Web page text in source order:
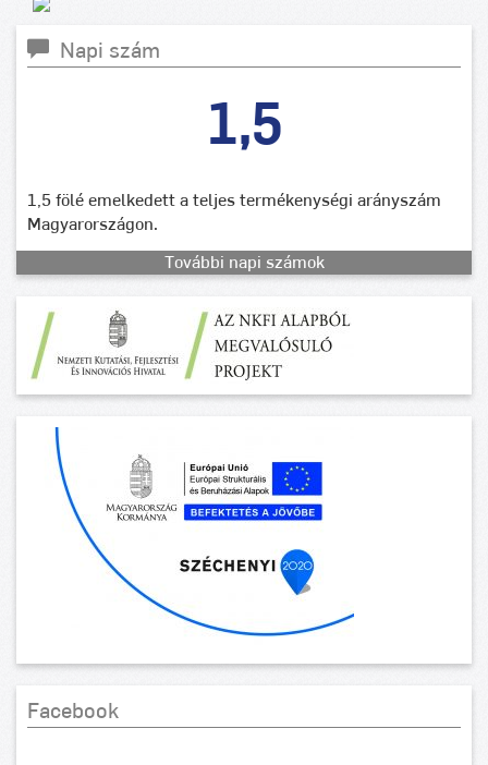
Napi szám
1,5
1,5 fölé emelkedett a teljes termékenységi arányszám
Magyarországon.
További napi számok
Facebook